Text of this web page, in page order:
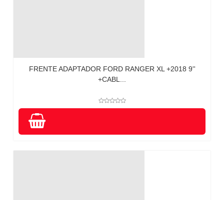
FRENTE ADAPTADOR FORD RANGER XL +2018 9''
+CABL...